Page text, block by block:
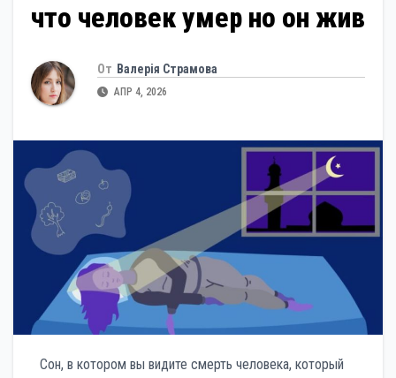
что человек умер но он жив
От Валерія Страмова
АПР 4, 2026
Сон, в котором вы видите смерть человека, который